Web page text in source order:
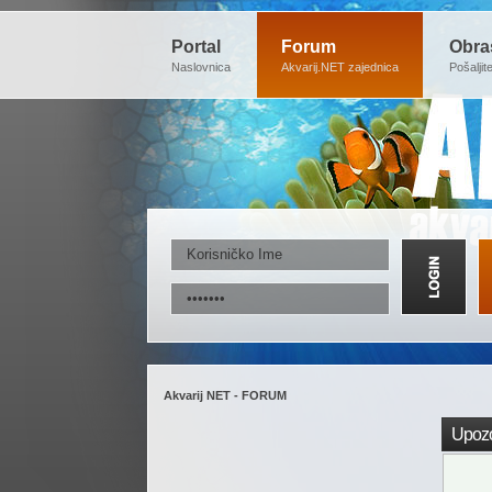
Portal
Naslovnica
Forum
Akvarij.NET zajednica
Akvarij NET - FORUM